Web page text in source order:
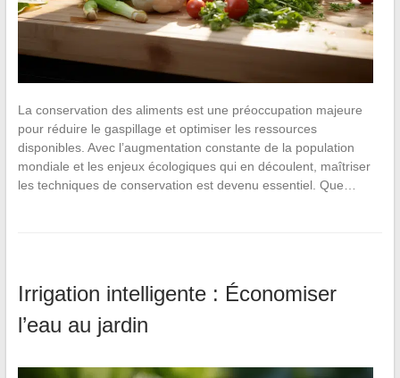
La conservation des aliments est une préoccupation majeure
pour réduire le gaspillage et optimiser les ressources
disponibles. Avec l’augmentation constante de la population
mondiale et les enjeux écologiques qui en découlent, maîtriser
les techniques de conservation est devenu essentiel. Que…
Irrigation intelligente : Économiser
l’eau au jardin